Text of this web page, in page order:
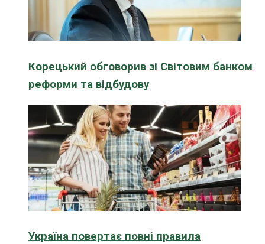
Корецький обговорив зі Світовим банком
реформи та відбудову
Україна повертає повні правила